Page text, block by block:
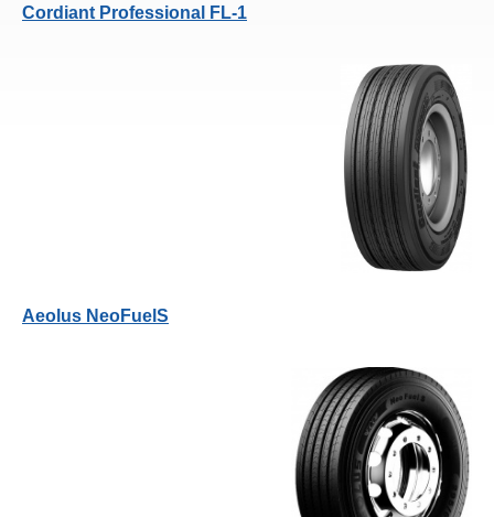
Cordiant Professional FL-1
Aeolus NeoFuelS